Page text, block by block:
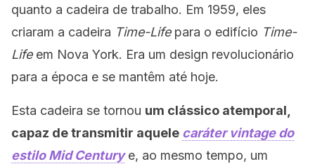
quanto a cadeira de trabalho. Em 1959, eles
criaram a cadeira Time-Lifepara o edifício Time-
Lifeem Nova York. Era um design revolucionário
para a época e se mantêm até hoje.
Esta cadeira se tornou um clássico atemporal,
capaz de transmitir aquele caráter vintage do
estilo Mid Centurye, ao mesmo tempo, um